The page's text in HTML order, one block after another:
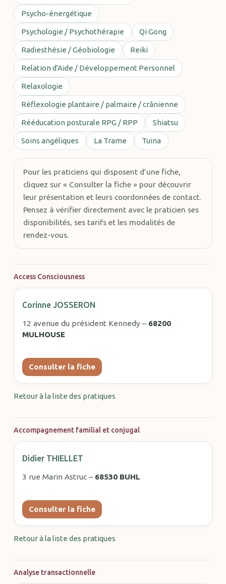
Psycho-énergétique
Psychologie / Psychothérapie Qi Gong
Radiesthésie / Géobiologie Reiki
Relation d'Aide / Développement Personnel
Relaxologie
Réflexologie plantaire / palmaire / crânienne
Rééducation posturale RPG / RPP Shiatsu
Soins angéliques La Trame Tuina
Pour les praticiens qui disposent d’une fiche,
cliquez sur « Consulter la fiche » pour découvrir
leur présentation et leurs coordonnées de contact.
Pensez à vérifier directement avec le praticien ses
disponibilités, ses tarifs et les modalités de
rendez-vous.
Access Consciousness
Corinne JOSSERON
12 avenue du président Kennedy – 68200
MULHOUSE
Consulter la fiche
Retour à la liste des pratiques
Accompagnement familial et conjugal
Didier THIELLET
3 rue Marin Astruc – 68530 BUHL
Consulter la fiche
Retour à la liste des pratiques
Analyse transactionnelle